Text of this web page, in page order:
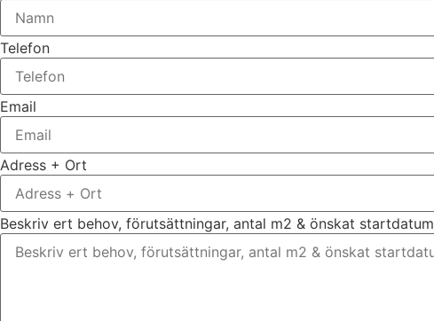
Telefon
Email
Adress + Ort
Beskriv ert behov, förutsättningar, antal m2 & önskat startdatum